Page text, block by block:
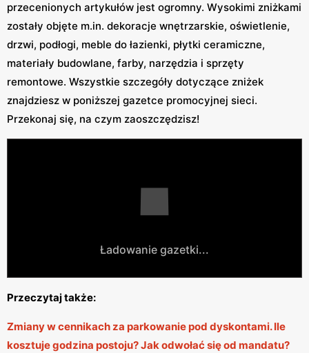
przecenionych artykułów jest ogromny. Wysokimi zniżkami
zostały objęte m.in. dekoracje wnętrzarskie, oświetlenie,
drzwi, podłogi, meble do łazienki, płytki ceramiczne,
materiały budowlane, farby, narzędzia i sprzęty
remontowe. Wszystkie szczegóły dotyczące zniżek
znajdziesz w poniższej gazetce promocyjnej sieci.
Przekonaj się, na czym zaoszczędzisz!
Ładowanie gazetki...
Przeczytaj także:
Zmiany w cennikach za parkowanie pod dyskontami. Ile
kosztuje godzina postoju? Jak odwołać się od mandatu?